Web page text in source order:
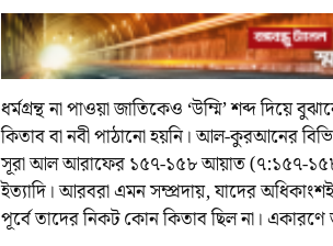
ধর্মগ্রন্থ না পাওয়া জাতিকেও ‘উম্মি’ শব্দ দিয়ে
কিতাব বা নবী পাঠানো হয়নি। আল-কুরআনের
সূরা আল আরাফের ১৫৭-১৫৮ আয়াত (৭:১৫৭-
ইত্যাদি। আরবরা এমন সম্প্রদায়, যাদের
পূর্বে তাদের নিকট কোন কিতাব ছিল না। একারণে